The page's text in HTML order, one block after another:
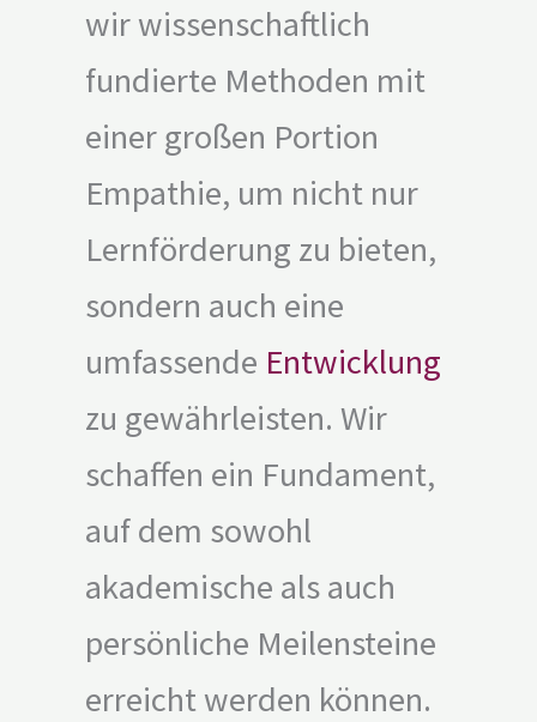
wir wissenschaftlich
fundierte Methoden mit
einer großen Portion
Empathie, um nicht nur
Lernförderung zu bieten,
sondern auch eine
umfassende Entwicklung
zu gewährleisten. Wir
schaffen ein Fundament,
auf dem sowohl
akademische als auch
persönliche Meilensteine
erreicht werden können.